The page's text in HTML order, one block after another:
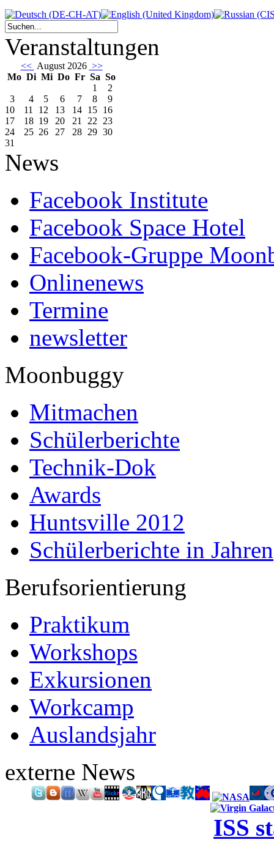
Veranstaltungen
<< August 2026 >>
Mo Di Mi Do Fr Sa So
1
2
3
4 5 6 7 8
9
10
11 12 13 14 15 16
17
18 19 20 21 22 23
24
25 26 27 28 29 30
31
News
Facebook Institute
Facebook Space Hotel
Facebook-Gruppe
Onlinenews
Termine
newsletter
Moonbuggy
Mitmachen
Schülerberichte
Technik-Dok
Awards
Huntsville 2012
Schülerberichte in Jahren
Berufsorientierung
Praktikum
Workshops
Exkursionen
Workcamp
Auslandsjahr
externe News
ISS